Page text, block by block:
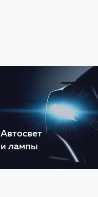
Автосвет
и лампы